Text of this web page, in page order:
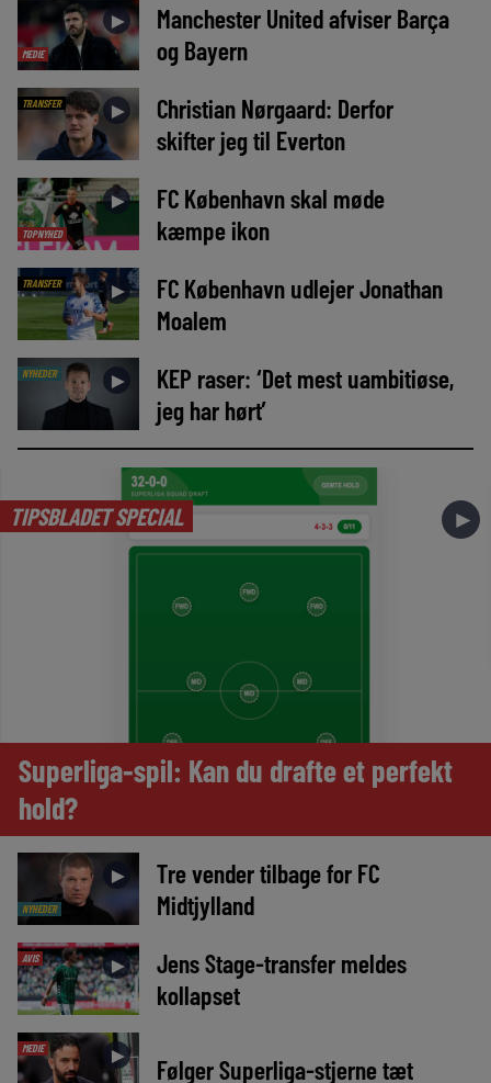
MEDIE
►
Manchester United afviser Barça
og Bayern
TRANSFER ►
Christian Nørgaard: Derfor
skifter jeg til Everton
TOPNYHED
►
FC København skal møde
kæmpe ikon
TRANSFER ►
FC København udlejer Jonathan
Moalem
NYHEDER ►
KEP raser: ‘Det mest uambitiøse,
jeg har hørt’
TIPSBLADET SPECIAL ►
Superliga-spil: Kan du drafte et perfekt
hold?
NYHEDER
►
Tre vender tilbage for FC
Midtjylland
AVIS ►
Jens Stage-transfer meldes
kollapset
MEDIE ► Følger Superliga-stjerne tæt